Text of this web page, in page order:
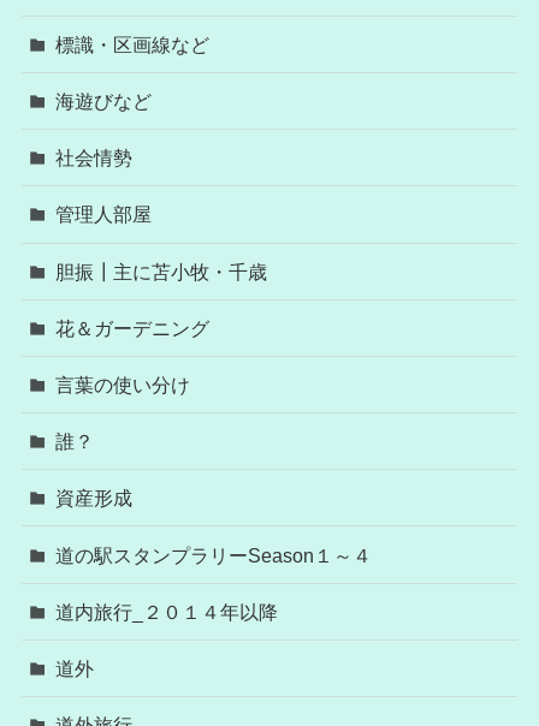
標識・区画線など
海遊びなど
社会情勢
管理人部屋
胆振┃主に苫小牧・千歳
花＆ガーデニング
言葉の使い分け
誰？
資産形成
道の駅スタンプラリーSeason１～４
道内旅行_２０１４年以降
道外